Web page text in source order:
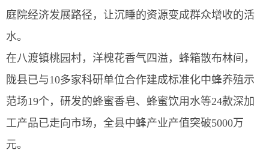
庭院经济发展路径，让沉睡的资源变成群众增收的活
水。
在八渡镇桃园村，洋槐花香气四溢，蜂箱散布林间，
陇县已与10多家科研单位合作建成标准化中蜂养殖示
范场19个，研发的蜂蜜香皂、蜂蜜饮用水等24款深加
工产品已走向市场，全县中蜂产业产值突破5000万
元。